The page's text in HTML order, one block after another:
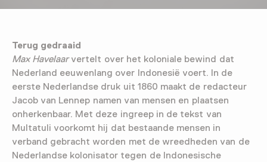
Terug gedraaid
Max Havelaarvertelt over het koloniale bewind dat
Nederland eeuwenlang over Indonesië voert. In de
eerste Nederlandse druk uit 1860 maakt de redacteur
Jacob van Lennep namen van mensen en plaatsen
onherkenbaar. Met deze ingreep in de tekst van
Multatuli voorkomt hij dat bestaande mensen in
verband gebracht worden met de wreedheden van de
Nederlandse kolonisator tegen de Indonesische